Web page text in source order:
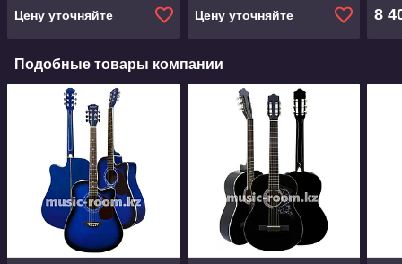
Цену уточняйте Цену уточняйте 8
Подобные товары компании